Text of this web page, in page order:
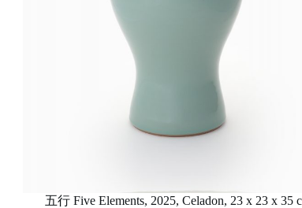
五行 Five Elements, 2025, Celadon, 23 x 23 x 35